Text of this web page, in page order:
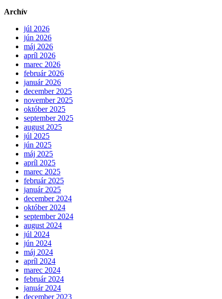
Archív
júl 2026
jún 2026
máj 2026
apríl 2026
marec 2026
február 2026
január 2026
december 2025
november 2025
október 2025
september 2025
august 2025
júl 2025
jún 2025
máj 2025
apríl 2025
marec 2025
február 2025
január 2025
december 2024
október 2024
september 2024
august 2024
júl 2024
jún 2024
máj 2024
apríl 2024
marec 2024
február 2024
január 2024
december 2023